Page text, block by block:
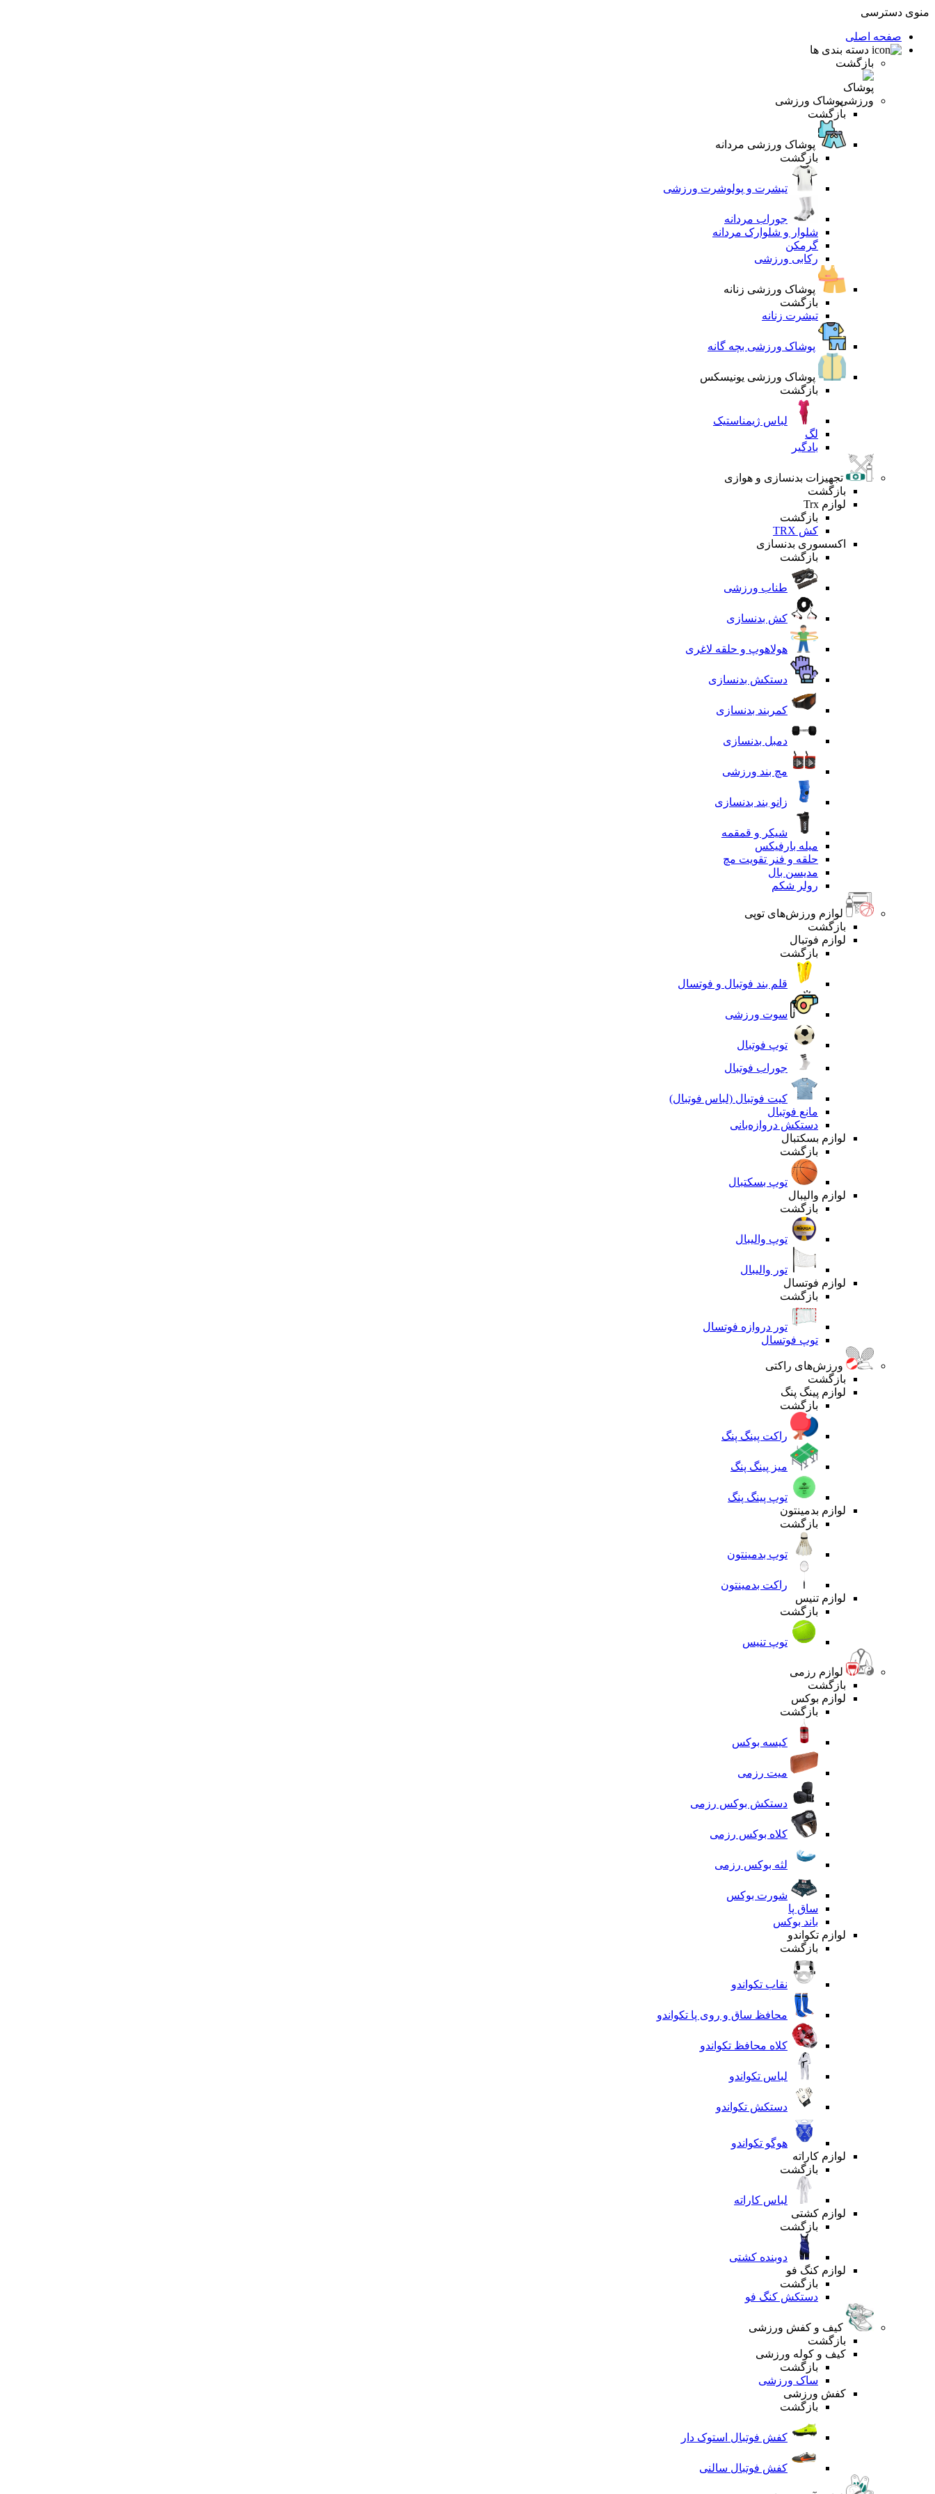
منوی دسترسی
صفحه اصلی
دسته بندی ها
بازگشت
پوشاک ورزشی
بازگشت
پوشاک ورزشی مردانه
بازگشت
تیشرت و پولوشرت ورزشی
جوراب مردانه
شلوار و شلوارک مردانه
گرمکن
رکابی ورزشی
پوشاک ورزشی زنانه
بازگشت
تیشرت زنانه
پوشاک ورزشی بچه گانه
پوشاک ورزشی یونیسکس
بازگشت
لباس ژیمناستیک
لگ
بادگیر
تجهیزات بدنسازی و هوازی
بازگشت
لوازم Trx
بازگشت
کش TRX
اکسسوری بدنسازی
بازگشت
طناب ورزشی
کش بدنسازی
هولاهوپ و حلقه لاغری
دستکش بدنسازی
کمربند بدنسازی
دمبل بدنسازی
مچ بند ورزشی
زانو بند بدنسازی
شیکر و قمقمه
میله بارفیکس
حلقه و فنر تقویت مچ
مدیسن بال
رولر شکم
لوازم ورزش‌های توپی
بازگشت
لوازم فوتبال
بازگشت
قلم بند فوتبال و فوتسال
سوت ورزشی
توپ فوتبال
جوراب فوتبال
کیت فوتبال (لباس فوتبال)
مانع فوتبال
دستکش دروازه‌بانی
لوازم بسکتبال
بازگشت
توپ بسکتبال
لوازم والیبال
بازگشت
توپ والیبال
تور والیبال
لوازم فوتسال
بازگشت
تور دروازه فوتسال
توپ فوتسال
ورزش‌های راکتی
بازگشت
لوازم پینگ پنگ
بازگشت
راکت پینگ پنگ
میز پینگ پنگ
توپ پینگ پنگ
لوازم بدمینتون
بازگشت
توپ بدمینتون
راکت بدمینتون
لوازم تنیس
بازگشت
توپ تنیس
لوازم رزمی
بازگشت
لوازم بوکس
بازگشت
کیسه بوکس
میت رزمی
دستکش بوکس رزمی
کلاه بوکس رزمی
لثه بوکس رزمی
شورت بوکس
ساق پا
باند بوکس
لوازم تکواندو
بازگشت
نقاب تکواندو
محافظ ساق و روی پا تکواندو
کلاه محافظ تکواندو
لباس تکواندو
دستکش تکواندو
هوگو تکواندو
لوازم کاراته
بازگشت
لباس کاراته
لوازم کشتی
بازگشت
دوبنده کشتی
لوازم کنگ فو
بازگشت
دستکش کنگ فو
کیف و کفش ورزشی
بازگشت
کیف و کوله ورزشی
بازگشت
ساک ورزشی
کفش ورزشی
بازگشت
کفش فوتبال استوک دار
کفش فوتبال سالنی